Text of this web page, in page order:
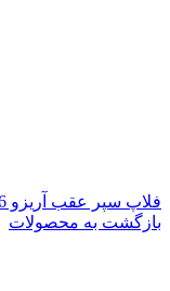
فلاپ سپر عقب آریزو 6 پرو ARRIZO 6 PRO
بازگشت به محصولات